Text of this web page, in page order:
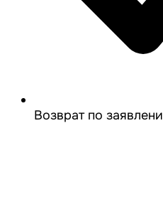
Возврат по